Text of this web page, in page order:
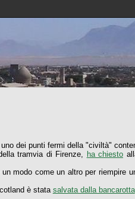
dei punti fermi della "civiltà"
tramvia di Firenze,
ha chiesto
modo come un altro per riempire
è statasalvata dalla bancarotta